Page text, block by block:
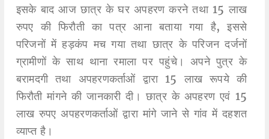
इसके बाद आज छात्र के घर अपहरण करने तथा 15 लाख
रुपए की फिरौती का पत्र आना बताया गया है, इससे
परिजनों में हड़कंप मच गया तथा छात्र के परिजन दर्जनों
ग्रामीणों के साथ थाना रमाला पर पहुंचे। अपने पुत्र के
बरामदगी तथा अपहरणकर्ताओं द्वारा 15 लाख रूपये की
फिरौती मांगने की जानकारी दी। छात्र के अपहरण एवं 15
लाख रुपए अपहरणकर्ताओं द्वारा मांगे जाने से गांव में दहशत
व्याप्त है।